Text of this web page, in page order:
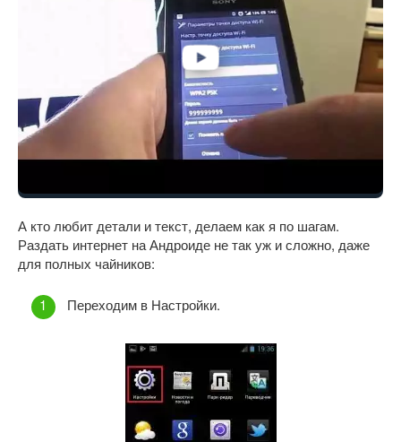
А кто любит детали и текст, делаем как я по шагам.
Раздать интернет на Андроиде не так уж и сложно, даже
для полных чайников:
Переходим в Настройки.